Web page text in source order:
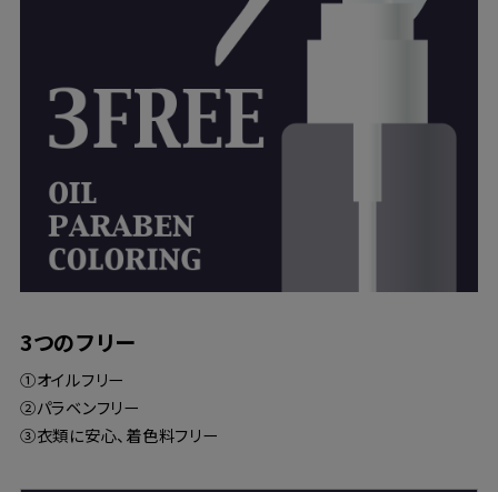
3つのフリー
①オイルフリー
②パラベンフリー
③衣類に安心、着色料フリー